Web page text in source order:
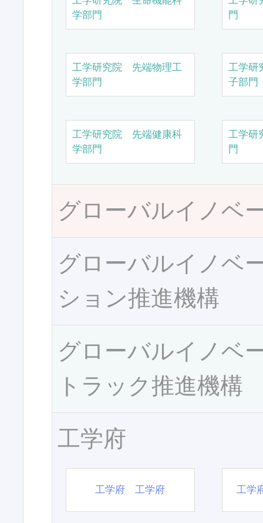
学部門
門
工学研究院 先端物理工
学部門
工学研
子部門
工学研究院 先端健康科
学部門
工学研
門
グローバルイノベ
グローバルイノベ
ション推進機構
グローバルイノベ
トラック推進機構
工学府
工学府 工学府 工学